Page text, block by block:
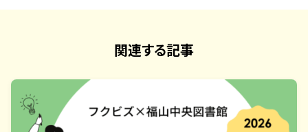
関連する記事